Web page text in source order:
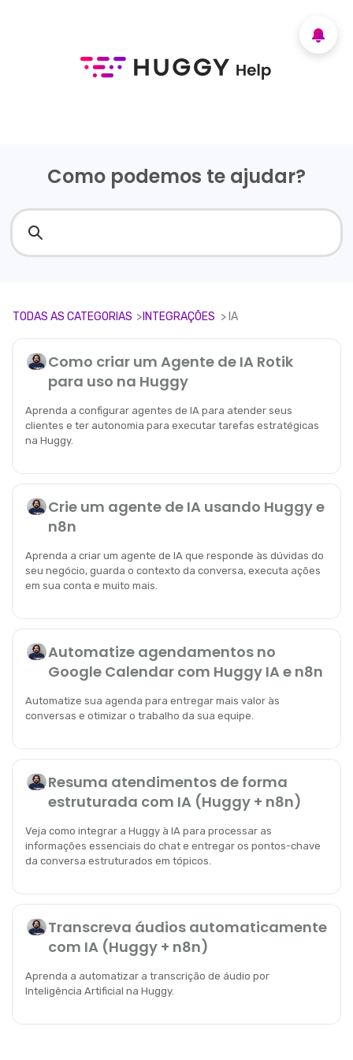
Como podemos te ajudar?
TODAS AS CATEGORIAS ​>​ ​INTEGRAÇÕES ​ > ​ ​IA
Como criar um Agente de IA Rotik
para uso na Huggy
Aprenda a configurar agentes de IA para atender seus
clientes e ter autonomia para executar tarefas estratégicas
na Huggy.
Crie um agente de IA usando Huggy e
n8n
Aprenda a criar um agente de IA que responde às dúvidas do
seu negócio, guarda o contexto da conversa, executa ações
em sua conta e muito mais.
Automatize agendamentos no
Google Calendar com Huggy IA e n8n
Automatize sua agenda para entregar mais valor às
conversas e otimizar o trabalho da sua equipe.
Resuma atendimentos de forma
estruturada com IA (Huggy + n8n)
Veja como integrar a Huggy à IA para processar as
informações essenciais do chat e entregar os pontos-chave
da conversa estruturados em tópicos.
Transcreva áudios automaticamente
com IA (Huggy + n8n)
Aprenda a automatizar a transcrição de áudio por
Inteligência Artificial na Huggy.